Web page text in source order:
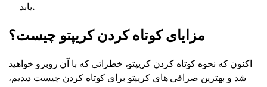
یابد.
مزایای کوتاه کردن کریپتو چیست؟
اکنون که نحوه کوتاه کردن کریپتو، خطراتی که با آن روبرو خواهید
شد و بهترین صرافی های کریپتو برای کوتاه کردن چیست دیدیم،